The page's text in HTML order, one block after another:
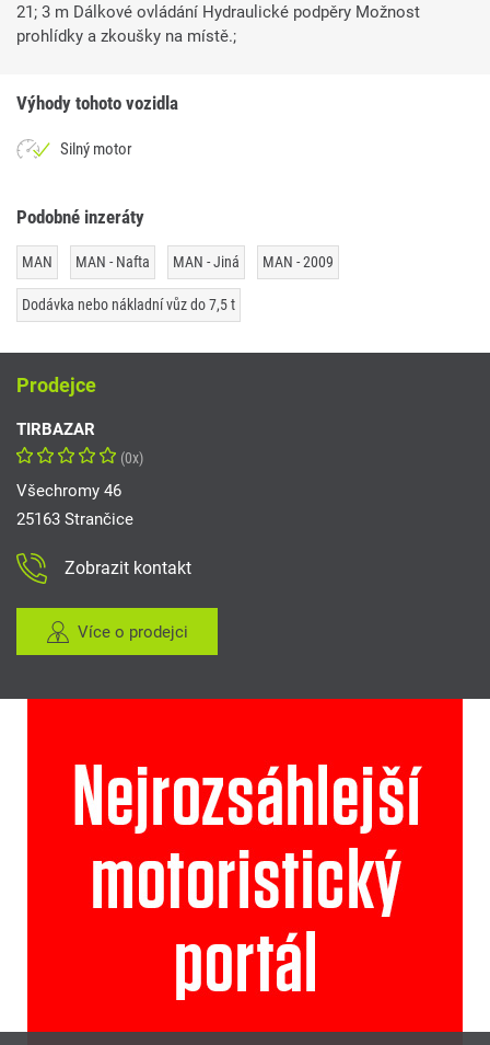
21; 3 m Dálkové ovládání Hydraulické podpěry Možnost
prohlídky a zkoušky na místě.;
Výhody tohoto vozidla
Silný motor
Podobné inzeráty
MAN MAN - Nafta MAN - Jiná MAN - 2009
Dodávka nebo nákladní vůz do 7,5 t
Prodejce
TIRBAZAR
(0x)
Všechromy 46
25163 Strančice
Zobrazit kontakt
Více o prodejci